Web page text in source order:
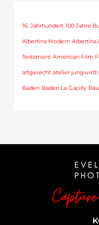
16. Jahrhundert 100 Jahre
Albertina Modern Albertina
Testament American Film
artgerecht atelier jungwirth
Baden Baden La Gacilly